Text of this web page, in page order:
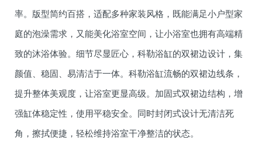
率。版型简约百搭，适配多种家装风格，既能满足小户型家
庭的泡澡需求，又能美化浴室空间，让小浴室也拥有高端精
致的沐浴体验。细节尽显匠心，科勒浴缸的双裙边设计，集
颜值、稳固、易清洁于一体。科勒浴缸流畅的双裙边线条，
提升整体美观度，让浴室更显高级。加固式双裙边结构，增
强缸体稳定性，使用平稳安全。同时封闭式设计无清洁死
角，擦拭便捷，轻松维持浴室干净整洁的状态。